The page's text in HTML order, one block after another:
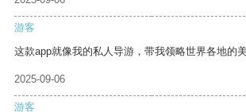
游客
这款app就像我的私人导游，带我领略世界各地的美
2025-09-06
游客